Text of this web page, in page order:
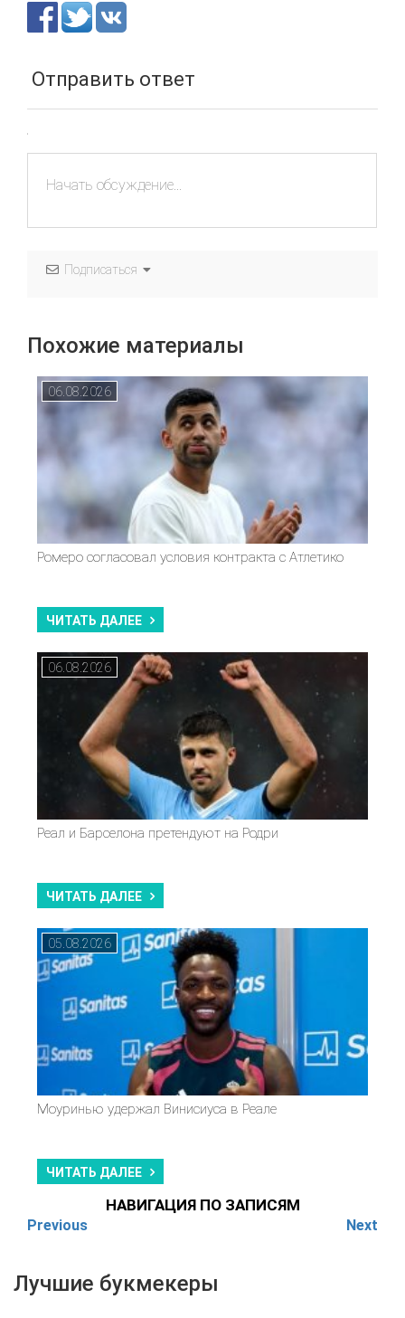
Лучшие букмекеры
Отправить ответ
Подписаться
Похожие материалы
06.08.2026
Ромеро согласовал условия контракта с Атлетико
ЧИТАТЬ ДАЛЕЕ
06.08.2026
Реал и Барселона претендуют на Родри
ЧИТАТЬ ДАЛЕЕ
05.08.2026
Моуринью удержал Винисиуса в Реале
ЧИТАТЬ ДАЛЕЕ
НАВИГАЦИЯ ПО ЗАПИСЯМ
Previous Next